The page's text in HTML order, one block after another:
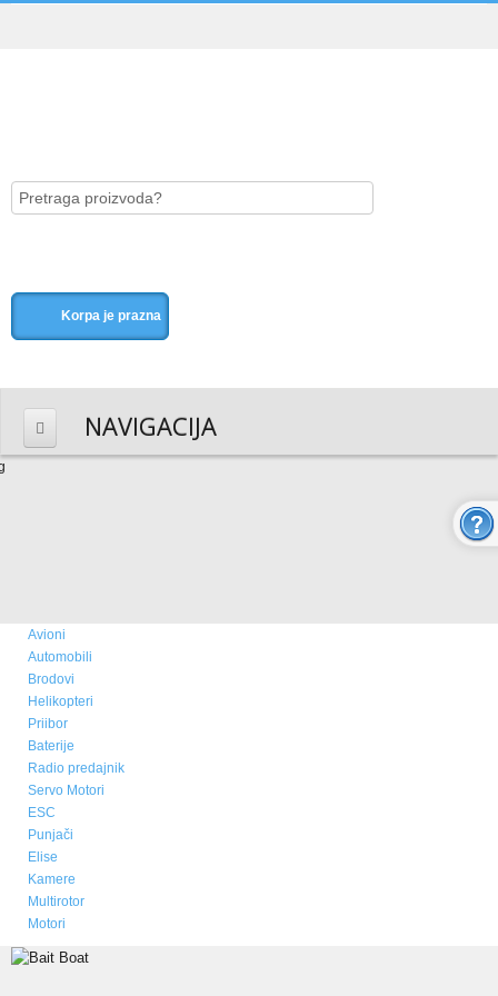
Korpa je prazna
NAVIGACIJA
Aktuelno
ONLINE SHOP
MULTICOPTER
RC AVIONI
Modeli aviona
Prodaja i cene aviona
Rezervni delovi - boje - izgled
Avioni
Automobili
Brodovi
Helikopteri
Priibor
Baterije
Radio predajnik
Servo Motori
ESC
Punjači
Elise
Kamere
Multirotor
Motori